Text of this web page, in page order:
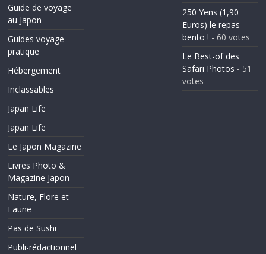
Guide de voyage
au Japon
Guides voyage
pratique
Hébergement
Inclassables
Japan Life
Japan Life
Le Japon Magazine
Livres Photo &
Magazine Japon
Nature, Flore et
Faune
Pas de Sushi
Publi-rédactionnel
250 Yens (1,90
Euros) le repas
bento ! - 60 votes
Le Best-of des
Safari Photos - 51
votes